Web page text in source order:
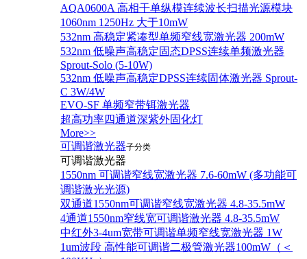
AQA0600A 高相干单纵模连续波长扫描光源模块
1060nm 1250Hz 大于10mW
532nm 高稳定紧凑型单频窄线宽激光器 200mW
532nm 低噪声高稳定固态DPSS连续单频激光器
Sprout‐Solo (5-10W)
532nm 低噪声高稳定DPSS连续固体激光器 Sprout-
C 3W/4W
EVO-SF 单频窄带铒激光器
超高功率四通道深紫外固化灯
More>>
可调谐激光器子分类
可调谐激光器
1550nm 可调谐窄线宽激光器 7.6-60mW (多功能可
调谐激光光源)
双通道1550nm可调谐窄线宽激光器 4.8-35.5mW
4通道1550nm窄线宽可调谐激光器 4.8-35.5mW
中红外3-4um宽带可调谐单频窄线宽激光器 1W
1um波段 高性能可调谐二极管激光器100mW（＜